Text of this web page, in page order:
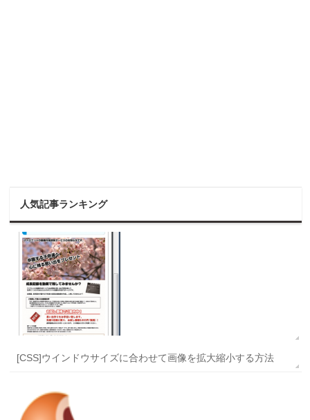
人気記事ランキング
[CSS]ウインドウサイズに合わせて画像を拡大縮小する方法